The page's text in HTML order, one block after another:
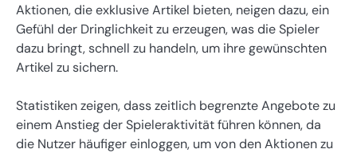
Aktionen, die exklusive Artikel bieten, neigen dazu, ein
Gefühl der Dringlichkeit zu erzeugen, was die Spieler
dazu bringt, schnell zu handeln, um ihre gewünschten
Artikel zu sichern.
Statistiken zeigen, dass zeitlich begrenzte Angebote zu
einem Anstieg der Spieleraktivität führen können, da
die Nutzer häufiger einloggen, um von den Aktionen zu